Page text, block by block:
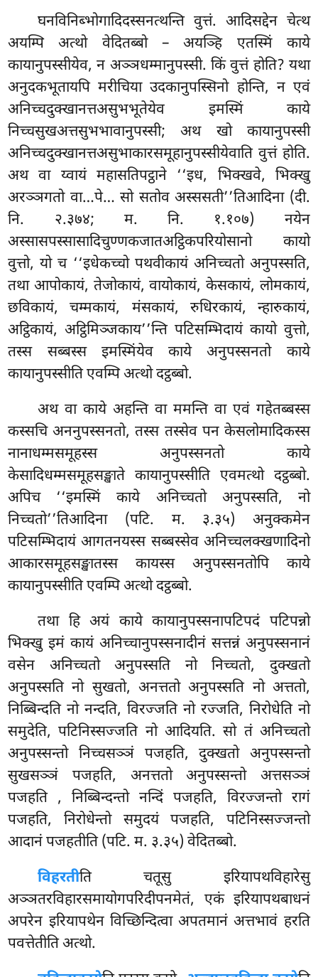
घनविनिब्भोगादिदस्सनत्थन्ति वुत्तं. आदिसद्देन चेत्थ
अयम्पि अत्थो वेदितब्बो – अयञ्हि एतस्मिं काये
कायानुपस्सीयेव, न अञ्ञधम्मानुपस्सी. किं वुत्तं होति? यथा
अनुदकभूतायपि मरीचिया उदकानुपस्सिनो होन्ति, न एवं
अनिच्चदुक्खानत्तअसुभभूतेयेव इमस्मिं काये
निच्चसुखअत्तसुभभावानुपस्सी; अथ खो कायानुपस्सी
अनिच्चदुक्खानत्तअसुभाकारसमूहानुपस्सीयेवाति वुत्तं होति.
अथ वा य्वायं महासतिपट्ठाने ‘‘इध, भिक्खवे, भिक्खु
अरञ्ञगतो वा…पे… सो सतोव अस्ससती’’तिआदिना (दी.
नि. २.३७४; म. नि. १.१०७) नयेन
अस्सासपस्सासादिचुण्णकजातअट्ठिकपरियोसानो कायो
वुत्तो, यो च ‘‘इधेकच्चो पथवीकायं अनिच्चतो अनुपस्सति,
तथा आपोकायं, तेजोकायं, वायोकायं, केसकायं, लोमकायं,
छविकायं, चम्मकायं, मंसकायं, रुधिरकायं, न्हारुकायं,
अट्ठिकायं, अट्ठिमिञ्जकाय’’न्ति पटिसम्भिदायं कायो वुत्तो,
तस्स सब्बस्स इमस्मिंयेव काये अनुपस्सनतो काये
कायानुपस्सीति एवम्पि अत्थो दट्ठब्बो.
अथ वा काये अहन्ति वा ममन्ति वा एवं गहेतब्बस्स
कस्सचि अननुपस्सनतो, तस्स तस्सेव पन केसलोमादिकस्स
नानाधम्मसमूहस्स अनुपस्सनतो काये
केसादिधम्मसमूहसङ्खाते कायानुपस्सीति एवमत्थो दट्ठब्बो.
अपिच ‘‘इमस्मिं काये अनिच्चतो अनुपस्सति, नो
निच्चतो’’तिआदिना (पटि. म. ३.३५) अनुक्कमेन
पटिसम्भिदायं आगतनयस्स सब्बस्सेव अनिच्चलक्खणादिनो
आकारसमूहसङ्खातस्स कायस्स अनुपस्सनतोपि काये
कायानुपस्सीति एवम्पि अत्थो दट्ठब्बो.
तथा हि अयं काये कायानुपस्सनापटिपदं पटिपन्नो
भिक्खु इमं कायं अनिच्चानुपस्सनादीनं सत्तन्नं अनुपस्सनानं
वसेन अनिच्चतो अनुपस्सति नो निच्चतो, दुक्खतो
अनुपस्सति नो सुखतो, अनत्ततो अनुपस्सति नो अत्ततो,
निब्बिन्दति नो नन्दति, विरज्जति नो रज्जति, निरोधेति नो
समुदेति, पटिनिस्सज्जति नो आदियति. सो तं अनिच्चतो
अनुपस्सन्तो निच्चसञ्ञं पजहति, दुक्खतो अनुपस्सन्तो
सुखसञ्ञं पजहति, अनत्ततो अनुपस्सन्तो अत्तसञ्ञं
पजहति , निब्बिन्दन्तो नन्दिं पजहति, विरज्जन्तो रागं
पजहति, निरोधेन्तो समुदयं पजहति, पटिनिस्सज्जन्तो
आदानं पजहतीति (पटि. म. ३.३५) वेदितब्बो.
विहरतीति चतूसु इरियापथविहारेसु
अञ्ञतरविहारसमायोगपरिदीपनमेतं, एकं इरियापथबाधनं
अपरेन इरियापथेन विच्छिन्दित्वा अपतमानं अत्तभावं हरति
पवत्तेतीति अत्थो.